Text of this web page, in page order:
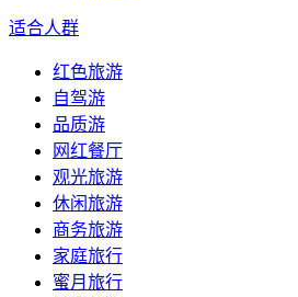
适合人群
红色旅游
自驾游
品质游
网红餐厅
观光旅游
休闲旅游
商务旅游
家庭旅行
蜜月旅行